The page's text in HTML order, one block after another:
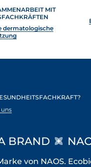
MIT
dermatologische
BRAND
von NAOS.